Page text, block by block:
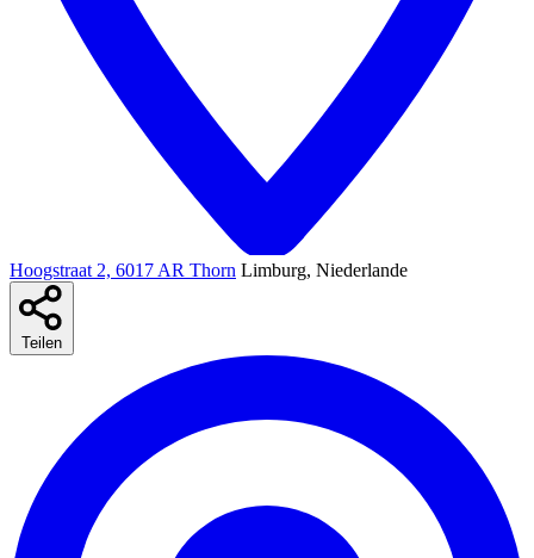
Hoogstraat 2, 6017 AR Thorn Limburg, Niederlande
Teilen